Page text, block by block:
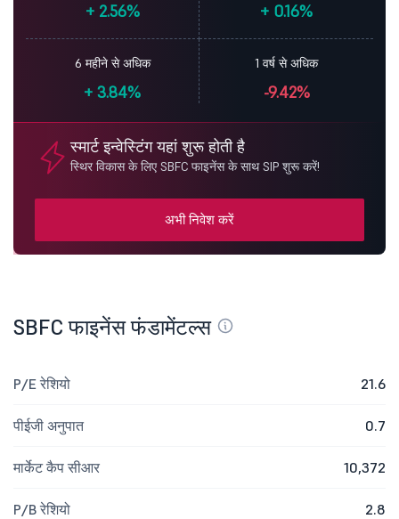
+2.56% + 0.16%
6 महीने से अधिक
+ 3.84%
1 वर्ष से अधिक
-9.42%
स्मार्ट इन्वेस्टिंग यहां शुरू होती है
स्थिर विकास के लिए SBFC फाइनेंस के साथ SIP शुरू करें!
अभी निवेश करें
SBFC फाइनेंस फंडामेंटल्स
P/E रेशियो 21.6
पीईजी अनुपात 0.7
मार्केट कैप सीआर 10,372
P/B रेशियो 2.8